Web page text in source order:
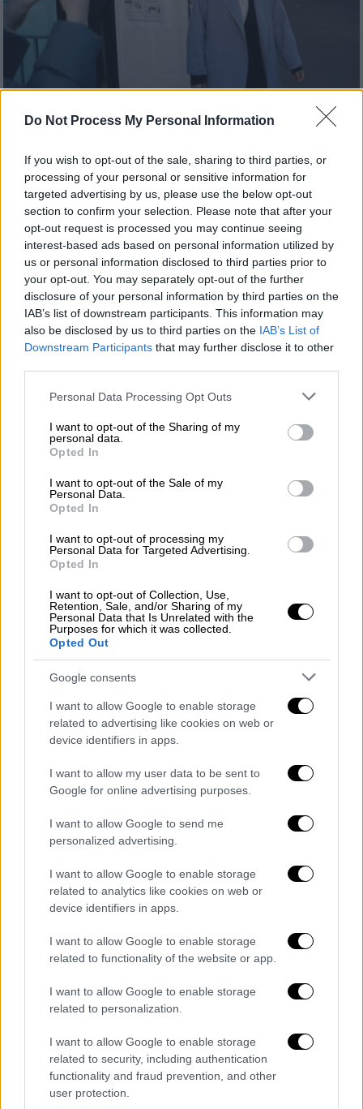
Do Not Process My Personal Information
If you wish to opt-out of the sale, sharing to third parties, or
processing of your personal or sensitive information for
targeted advertising by us, please use the below opt-out
section to confirm your selection. Please note that after your
opt-out request is processed you may continue seeing
interest-based ads based on personal information utilized by
us or personal information disclosed to third parties prior to
your opt-out. You may separately opt-out of the further
disclosure of your personal information by third parties on the
IAB’s list of downstream participants. This information may
also be disclosed by us to third parties on the IAB’s List of
Downstream Participants that may further disclose it to other
Please note that this website/app uses one or more Google
not limited to your visit or usage behaviour. You may click to
grant or deny consent to Google and its third-party tags to
use your data for below specified purposes in below Google
consent section.
Personal Data Processing Opt Outs
I want to opt-out of the Sharing of my
personal data.
Opted In
I want to opt-out of the Sale of my
Personal Data.
Opted In
I want to opt-out of processing my
Personal Data for Targeted Advertising.
Opted In
I want to opt-out of Collection, Use,
Retention, Sale, and/or Sharing of my
Personal Data that Is Unrelated with the
Purposes for which it was collected.
Opted Out
Google consents
I want to allow Google to enable storage
related to advertising like cookies on web or
device identifiers in apps.
I want to allow my user data to be sent to
Google for online advertising purposes.
I want to allow Google to send me
personalized advertising.
I want to allow Google to enable storage
related to analytics like cookies on web or
device identifiers in apps.
I want to allow Google to enable storage
related to functionality of the website or app.
I want to allow Google to enable storage
related to personalization.
I want to allow Google to enable storage
related to security, including authentication
functionality and fraud prevention, and other
user protection.
Κόσμος|27.11.2023 23:15
πλατφόρμα X: «Το μέσο αυτό έχει
εξελιχθεί σε έναν παγκόσμιο υπόνομο»
Η δήμαρχος του Παρισιού Αν Ινταλγκό
ανακοίνωσε ότι διαγράφει τον λογαριασμό
της στην πλατφόρμα του Ιλον Μασκ Χ
(κάποτε Twitter), διότι έχει μετατραπεί σε
«τεράστιο παγκόσμιο υπόνομο» και σε
«εργαλείο αποσταθεροποίησης της
δημοκρατίας»
Ελλάδα|27.11.2023 23:12
Συμμορία «πουλούσε» έρωτα στα social
media: Πάνω από 200.000 ευρώ η λεία
Οι κατηγορούμενοι μέσω πλατφόρμας
κοινωνικής δικτύωσης και παρουσιαζόμενοι
ως γιατροί εργαζόμενοι σε διεθνείς
οργανισμούς, προσέγγιζαν άτομα με τα
μηνυμάτων